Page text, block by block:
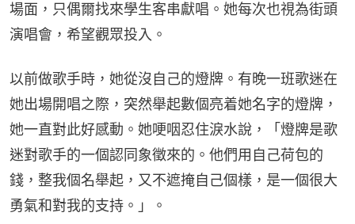
場面，只偶爾找來學生客串獻唱。她每次也視為街頭
演唱會，希望觀眾投入。
以前做歌手時，她從沒自己的燈牌。有晚一班歌迷在
她出場開唱之際，突然舉起數個亮着她名字的燈牌，
她一直對此好感動。她哽咽忍住淚水說，「燈牌是歌
迷對歌手的一個認同象徵來的。他們用自己荷包的
錢，整我個名舉起，又不遮掩自己個樣，是一個很大
勇氣和對我的支持。」。